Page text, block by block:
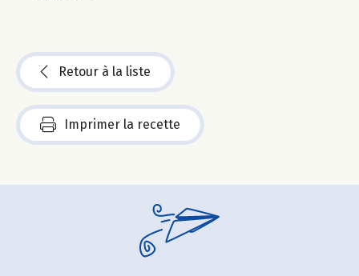
Retour à la liste
Imprimer la recette